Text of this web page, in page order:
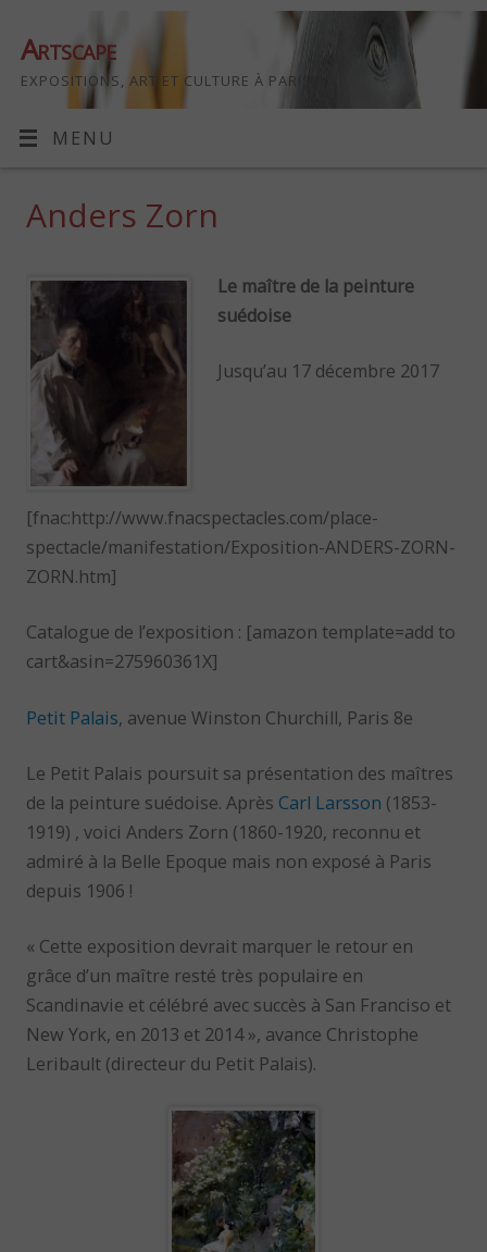
Artscape
EXPOSITIONS, ART ET CULTURE À PARIS
MENU
Anders Zorn
Le maître de la peinture
suédoise
Jusqu’au 17 décembre 2017
[fnac:http://www.fnacspectacles.com/place-
spectacle/manifestation/Exposition-ANDERS-ZORN-
ZORN.htm]
Catalogue de l’exposition : [amazon template=add to
cart&asin=275960361X]
Petit Palais, avenue Winston Churchill, Paris 8e
Le Petit Palais poursuit sa présentation des maîtres
de la peinture suédoise. Après Carl Larsson (1853-
1919) , voici Anders Zorn (1860-1920, reconnu et
admiré à la Belle Epoque mais non exposé à Paris
depuis 1906 !
« Cette exposition devrait marquer le retour en
grâce d’un maître resté très populaire en
Scandinavie et célébré avec succès à San Franciso et
New York, en 2013 et 2014 », avance Christophe
Leribault (directeur du Petit Palais).